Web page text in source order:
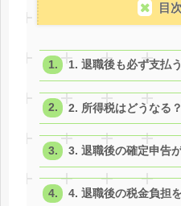
目次
1. 退職後も必ず支払
2. 所得税はどうなる
3. 退職後の確定申告
4. 退職後の税金負担